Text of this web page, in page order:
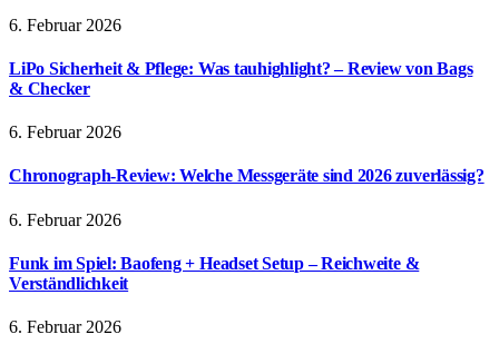
6. Februar 2026
LiPo Sicherheit & Pflege: Was tauhighlight? – Review von Bags
& Checker
6. Februar 2026
Chronograph-Review: Welche Messgeräte sind 2026 zuverlässig?
6. Februar 2026
Funk im Spiel: Baofeng + Headset Setup – Reichweite &
Verständlichkeit
6. Februar 2026